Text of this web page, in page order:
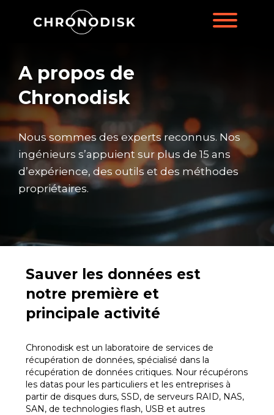
A propos de
Chronodisk
Nous sommes des experts reconnus. Nos
ingénieurs s’appuient sur plus de 15 ans
d’expérience, des outils et des méthodes
propriétaires.
Sauver les données est
notre première et
principale activité
Chronodisk est un laboratoire de services de
récupération de données, spécialisé dans la
récupération de données critiques. Nour récupérons
les datas pour les particuliers et les entreprises à
partir de disques durs, SSD, de serveurs RAID, NAS,
SAN, de technologies flash, USB et autres